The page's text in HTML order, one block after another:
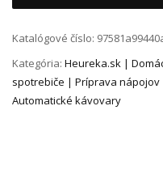
Katalógové číslo:
Kategória: Heureka.sk |
spotrebiče | Príprava
Automatické kávovary